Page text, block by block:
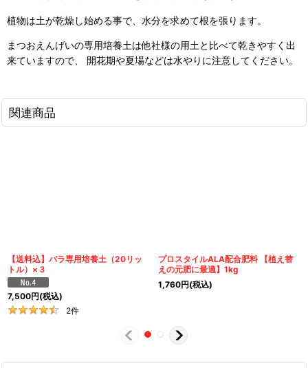
植物は土が乾燥し始める事で、水分を求めて根を張ります。
まつおえんげいの専用培養土は他社様の用土と比べて乾きやすく出
来ていますので、 開花期や夏場などは水やりに注意してください。
関連商品
【送料込】バラ専用培養土（20リッ
トル）×３
7,500円(税込)
2件
プロスタイルALA配合肥料 【植え替
えの元肥に最適】1kg
1,760円(税込)